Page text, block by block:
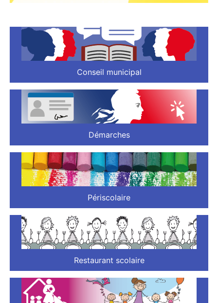
Conseil municipal
Démarches
Périscolaire
Restaurant scolaire